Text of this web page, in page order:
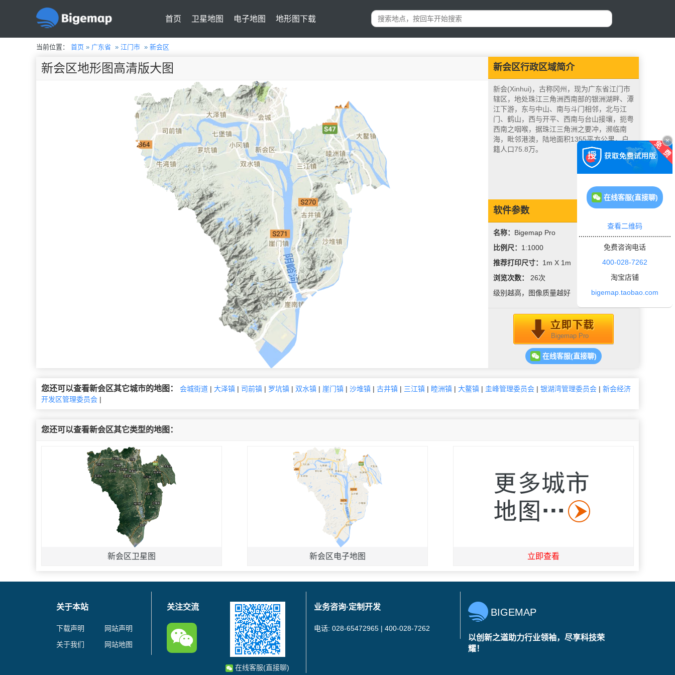
首页 卫星地图 电子地图 地形图下载
当前位置： 首页 » 广东省 » 江门市 » 新会区
新会区行政区域简介
新会(Xinhui)，古称冈州，现为广东省江门市
辖区，地处珠江三角洲西南部的银洲湖畔、潭
江下游，东与中山、南与斗门相邻，北与江
门、鹤山，西与开平、西南与台山接壤，扼粤
西南之咽喉，据珠江三角洲之要冲，濒临南
海，毗邻港澳，陆地面积1355平方公里，户
籍人口75.8万。
软件参数
名称： Bigemap Pro
比例尺： 1:1000
推荐打印尺寸： 1m X 1m
浏览次数： 26次
级别越高，图像质量越好
Bigemap Pro
在线客服(直接聊)
新会区地形图高清版大图
您还可以查看新会区其它城市的地图： 会城街道 | 大泽镇 | 司前镇 | 罗坑镇 | 双水镇 | 崖门镇 | 沙堆镇 | 古井镇 | 三江镇 | 睦洲镇 | 大鳌镇 | 圭峰管理委员会 | 银湖湾管理委员会 | 新会经济
开发区管理委员会 |
您还可以查看新会区其它类型的地图：
新会区卫星图 新会区电子地图 立即查看
关于本站
下载声明
网站声明
关于我们
网站地图
关注交流
在线客服(直接聊)
业务咨询·定制开发
电话: 028-65472965 | 400-028-7262
BIGEMAP
以创新之道助力行业领袖，尽享科技荣
耀！
在线客服(直接聊)
查看二维码
免费咨询电话
400-028-7262
淘宝店铺
bigemap.taobao.com